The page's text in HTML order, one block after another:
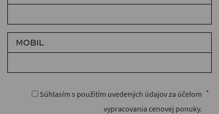
MOBIL
vypracovania cenovej ponuky.